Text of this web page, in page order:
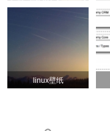
linux壁纸